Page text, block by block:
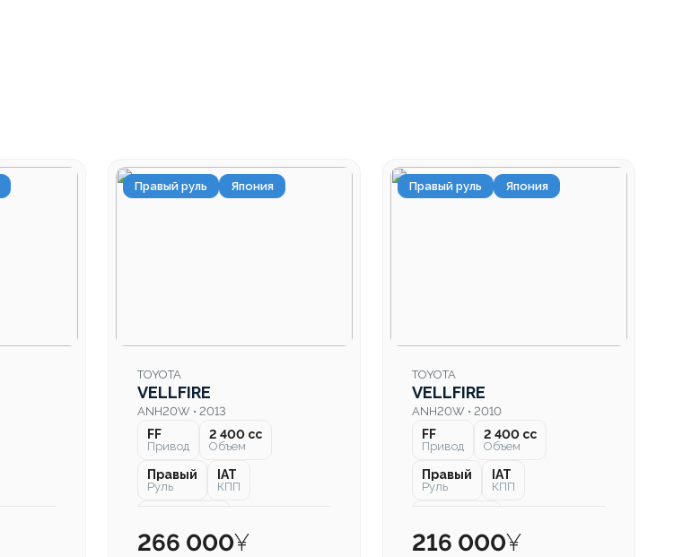
Правый руль Япония
TOYOTA
VELLFIRE
ANH20W • 2013
FF
Привод
2 400 cc
Объем
Правый
Руль
IAT
КПП
266 000¥
Правый руль Япония
TOYOTA
VELLFIRE
ANH20W • 2010
FF
Привод
2 400 cc
Объем
Правый
Руль
IAT
КПП
216 000¥